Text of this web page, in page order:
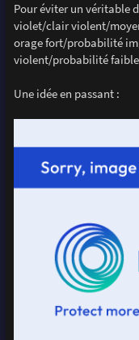
Pour éviter un véritable
violet/clair violent/
orage fort/probabilité
violent/probabilité faible
Une idée en passant :